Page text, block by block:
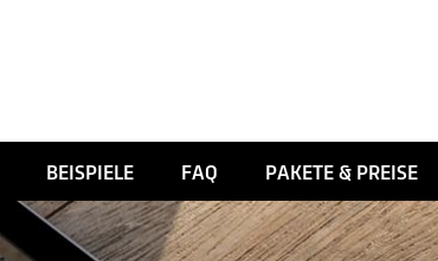
BEISPIELE FAQ PAKETE & PREISE